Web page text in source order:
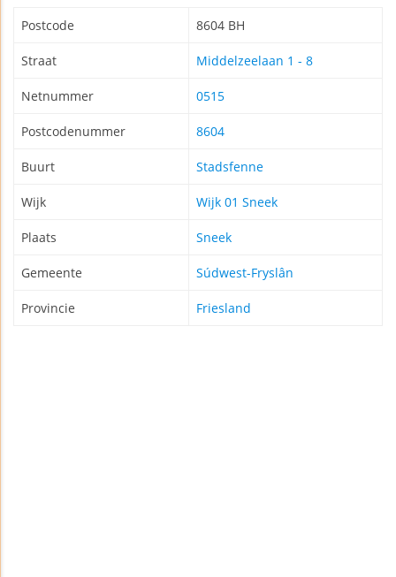
Postcode 8604 BH
Straat Middelzeelaan 1 - 8
Netnummer 0515
Postcodenummer 8604
Buurt Stadsfenne
Wijk Wijk 01 Sneek
Plaats Sneek
Gemeente Súdwest-Fryslân
Provincie Friesland